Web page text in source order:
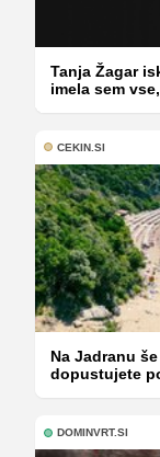
Tanja Žagar
imela sem
CEKIN.SI
Na Jadranu
dopustujete
DOMINVRT.SI